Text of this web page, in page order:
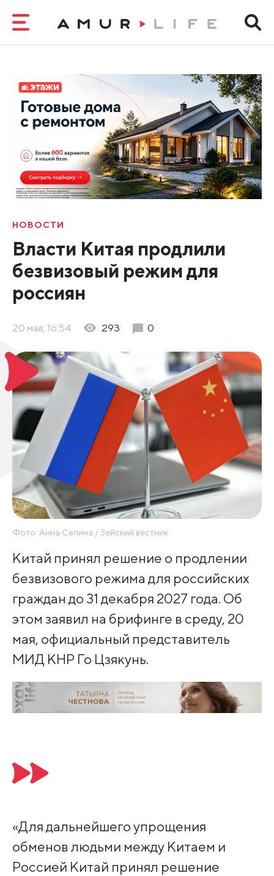
НОВОСТИ
Власти Китая продлили
безвизовый режим для
россиян
20 мая, 16:54 293 0
Фото: Анна Селина / Зейский вестник
Китай принял решение о продлении
безвизового режима для российских
граждан до 31 декабря 2027 года. Об
этом заявил на брифинге в среду, 20
мая, официальный представитель
МИД КНР Го Цзякунь.
«Для дальнейшего упрощения
обменов людьми между Китаем и
Россией Китай принял решение